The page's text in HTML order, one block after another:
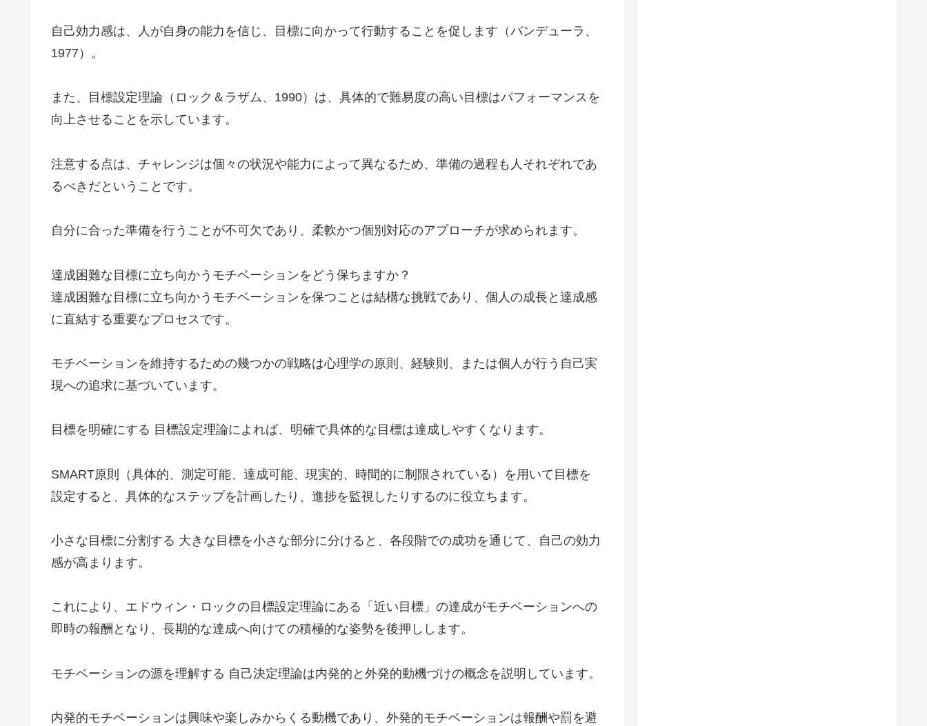
自己効力感は、人が自身の能力を信じ、目標に向かって行動することを促します（バンデューラ、
1977）。
また、目標設定理論（ロック＆ラザム、1990）は、具体的で難易度の高い目標はパフォーマンスを
向上させることを示しています。
注意する点は、チャレンジは個々の状況や能力によって異なるため、準備の過程も人それぞれであ
るべきだということです。
自分に合った準備を行うことが不可欠であり、柔軟かつ個別対応のアプローチが求められます。
達成困難な目標に立ち向かうモチベーションをどう保ちますか？
達成困難な目標に立ち向かうモチベーションを保つことは結構な挑戦であり、個人の成長と達成感
に直結する重要なプロセスです。
モチベーションを維持するための幾つかの戦略は心理学の原則、経験則、または個人が行う自己実
現への追求に基づいています。
目標を明確にする 目標設定理論によれば、明確で具体的な目標は達成しやすくなります。
SMART原則（具体的、測定可能、達成可能、現実的、時間的に制限されている）を用いて目標を
設定すると、具体的なステップを計画したり、進捗を監視したりするのに役立ちます。
小さな目標に分割する 大きな目標を小さな部分に分けると、各段階での成功を通じて、自己の効力
感が高まります。
これにより、エドウィン・ロックの目標設定理論にある「近い目標」の達成がモチベーションへの
即時の報酬となり、長期的な達成へ向けての積極的な姿勢を後押しします。
モチベーションの源を理解する 自己決定理論は内発的と外発的動機づけの概念を説明しています。
内発的モチベーションは興味や楽しみからくる動機であり、外発的モチベーションは報酬や罰を避